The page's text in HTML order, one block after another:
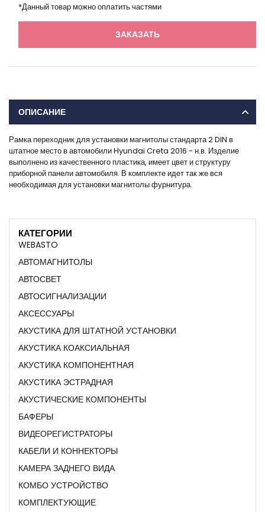
*Данный товар можно оплатить частями
ЗАКАЗАТЬ
ОПИСАНИЕ
Рамка переходник для установки магнитолы стандарта 2 DIN в
штатное место в автомобили Hyundai Creta 2016 - н.в. Изделие
выполнено из качественного пластика, имеет цвет и структуру
приборной панели автомобиля. В комплекте идет так же вся
необходимая для установки магнитолы фурнитура.
КАТЕГОРИИ
WEBASTO
АВТОМАГНИТОЛЫ
АВТОСВЕТ
АВТОСИГНАЛИЗАЦИИ
АКСЕССУАРЫ
АКУСТИКА ДЛЯ ШТАТНОЙ УСТАНОВКИ
АКУСТИКА КОАКСИАЛЬНАЯ
АКУСТИКА КОМПОНЕНТНАЯ
АКУСТИКА ЭСТРАДНАЯ
АКУСТИЧЕСКИЕ КОМПОНЕНТЫ
БАФЕРЫ
ВИДЕОРЕГИСТРАТОРЫ
КАБЕЛИ И КОННЕКТОРЫ
КАМЕРА ЗАДНЕГО ВИДА
КОМБО УСТРОЙСТВО
КОМПЛЕКТУЮЩИЕ